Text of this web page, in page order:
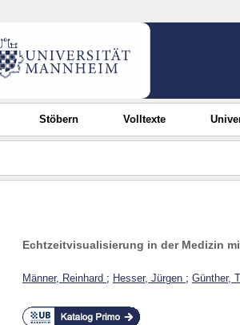
Stöbern Volltexte
Echtzeitvisualisierung in der Medizin
Männer, Reinhard ; Hesser, Jürgen ; Günther,